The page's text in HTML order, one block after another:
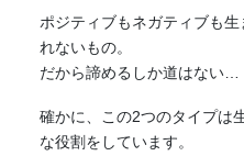
ポジティブもネガティブも生
れないもの。
だから諦めるしか道はない…
確かに、この2つのタイプは
な役割をしています。